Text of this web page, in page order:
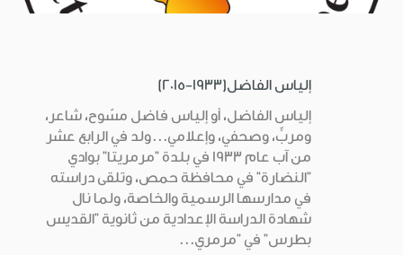
إلياس الفاضل(1933-2015)
إلياس الفاضل، أو إلياس فاضل مسّوح، شاعر،
ومربٍّ، وصحفي، وإعلامي...ولد في الرابع عشر
من آب عام 1933 في بلدة "مرمريتا" بوادي
"النضارة" في محافظة حمص، وتلقى دراسته
في مدارسها الرسمية والخاصة، ولما نال
شهادة الدراسة الإعدادية من ثانوية "القديس
بطرس" في "مرمري...